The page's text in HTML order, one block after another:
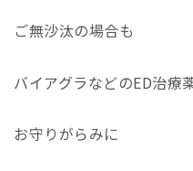
ご無沙汰の場合も
バイアグラなどのED治療
お守りがらみに